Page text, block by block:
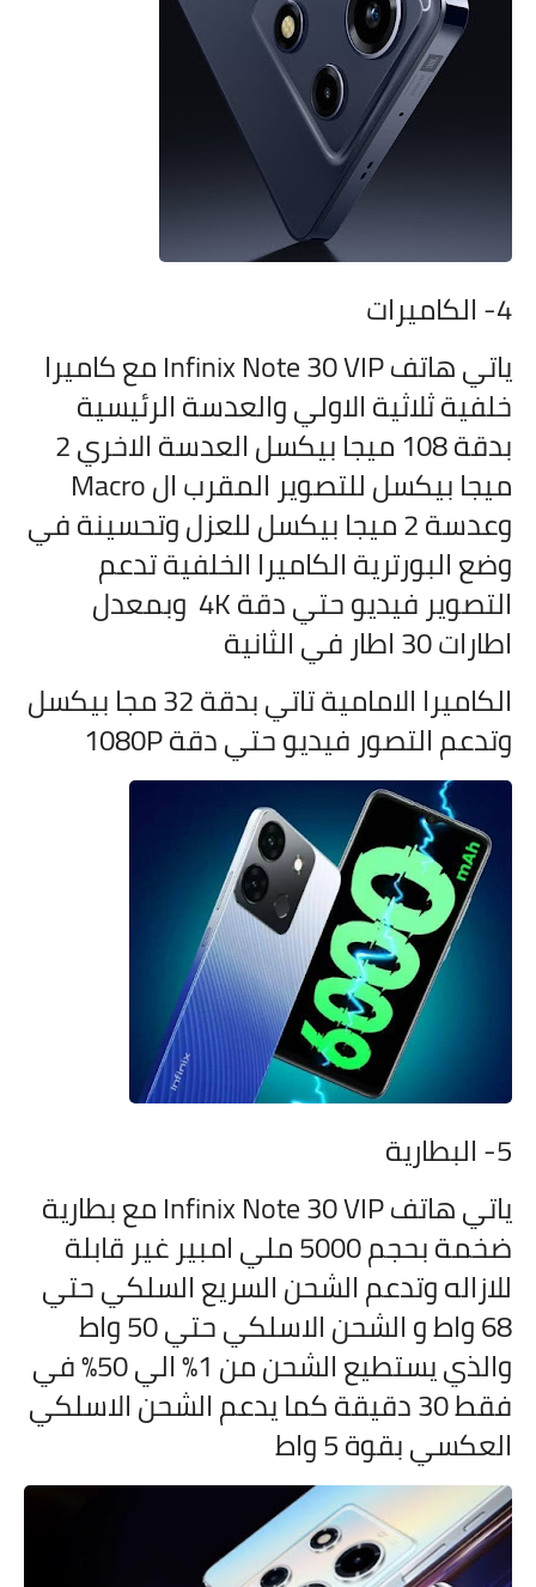
4- الكاميرات
ياتي هاتف
Infinix Note 30 VIP مع كاميرا
خلفية ثلاثية الاولي والعدسة الرئيسية
بدقة 108 ميجا بيكسل العدسة الاخري 2
وعدسة 2 ميجا بيكسل للعزل وتحسينة في
وضع البورترية الكاميرا الخلفية تدعم
التصوير فيديو حتي دقة 4K وبمعدل
اطارات 30 اطار في الثانية
الكاميرا الامامية تاتي بدقة 32 مجا بيكسل
وتدعم التصور فيديو حتي دقة 1080P
5- البطارية
ياتي هاتف
Infinix Note 30 VIP مع بطارية
ضخمة بحجم 5000 ملي امبير غير قابلة
للازاله وتدعم الشحن السريع السلكي حتي
68 واط و الشحن الاسلكي حتي 50 واط
والذي يستطيع الشحن من 1% الي 50% في
فقط 30 دقيقة كما يدعم الشحن الاسلكي
العكسي بقوة 5 واط